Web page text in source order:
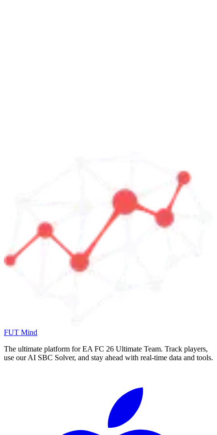
FUT Mind
The ultimate platform for EA FC 26 Ultimate Team. Track players,
use our AI SBC Solver, and stay ahead with real-time data and tools.